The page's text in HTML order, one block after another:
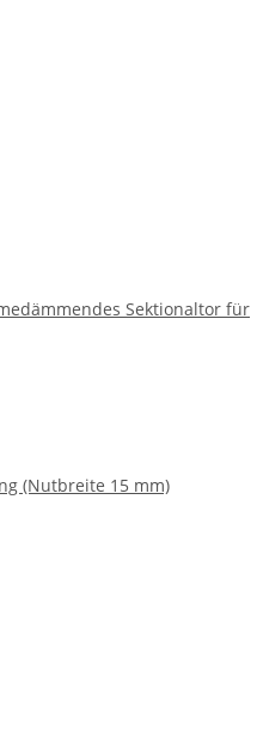
Sektionaltor für